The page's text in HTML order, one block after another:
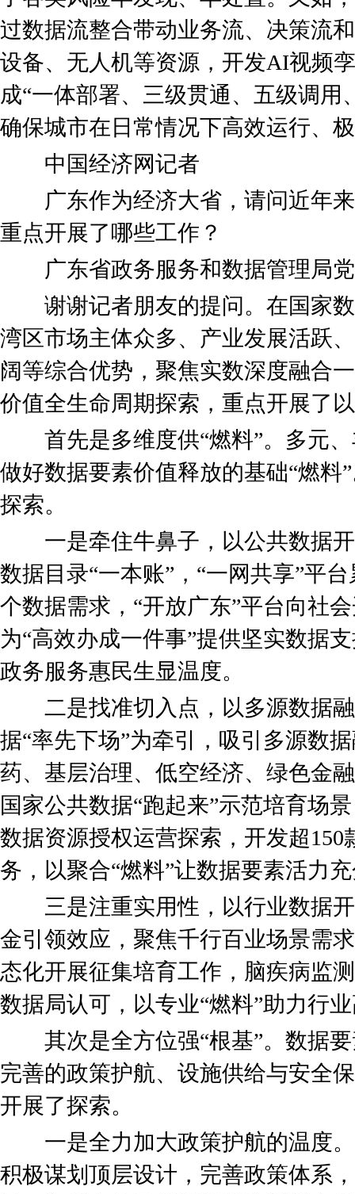
过数据流整合带动业务流、决策流
设备、无人机等资源，开发AI视频
成“一体部署、三级贯通、五级调用
确保城市在日常情况下高效运行、
中国经济网记者
广东作为经济大省，请问近年来
重点开展了哪些工作？
广东省政务服务和数据管理局党
谢谢记者朋友的提问。在国家数
湾区市场主体众多、产业发展活跃
阔等综合优势，聚焦实数深度融合
价值全生命周期探索，重点开展了
首先是多维度供“燃料”。多元、
做好数据要素价值释放的基础“燃料
探索。
一是牵住牛鼻子，以公共数据开
数据目录“一本账”，“一网共享”平
个数据需求，“开放广东”平台向社
为“高效办成一件事”提供坚实数据
政务服务惠民生显温度。
二是找准切入点，以多源数据融
据“率先下场”为牵引，吸引多源数
药、基层治理、低空经济、绿色金
国家公共数据“跑起来”示范培育场
数据资源授权运营探索，开发超
务，以聚合“燃料”让数据要素活力
三是注重实用性，以行业数据开
金引领效应，聚焦千行百业场景需
态化开展征集培育工作，脑疾病监
数据局认可，以专业“燃料”助力行
其次是全方位强“根基”。数据要
完善的政策护航、设施供给与安全
开展了探索。
一是全力加大政策护航的温度。
积极谋划顶层设计，完善政策体系